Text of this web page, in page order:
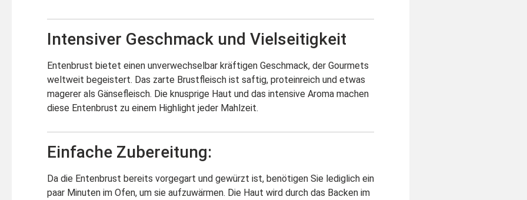
Intensiver Geschmack und Vielseitigkeit
Entenbrust bietet einen unverwechselbar kräftigen Geschmack, der Gourmets
weltweit begeistert. Das zarte Brustfleisch ist saftig, proteinreich und etwas
magerer als Gänsefleisch. Die knusprige Haut und das intensive Aroma machen
diese Entenbrust zu einem Highlight jeder Mahlzeit.
Einfache Zubereitung:
Da die Entenbrust bereits vorgegart und gewürzt ist, benötigen Sie lediglich ein
paar Minuten im Ofen, um sie aufzuwärmen. Die Haut wird durch das Backen im